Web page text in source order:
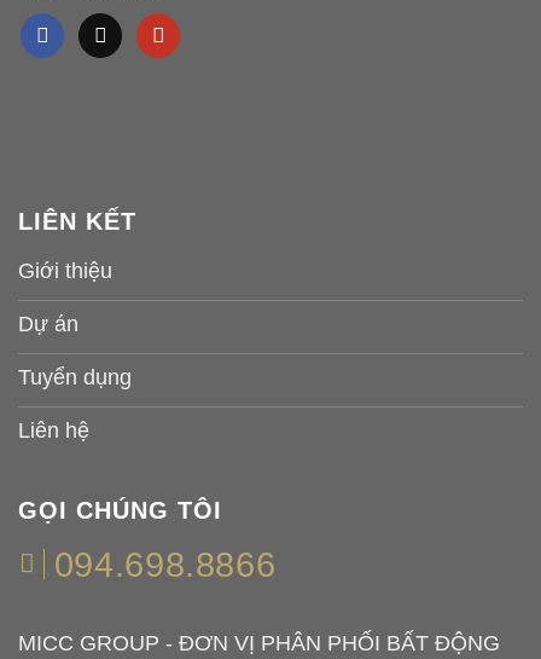
LIÊN KẾT
Giới thiệu
Dự án
Tuyển dụng
Liên hệ
GỌI CHÚNG TÔI
094.698.8866
MICC GROUP - ĐƠN VỊ PHÂN PHỐI BẤT ĐỘNG